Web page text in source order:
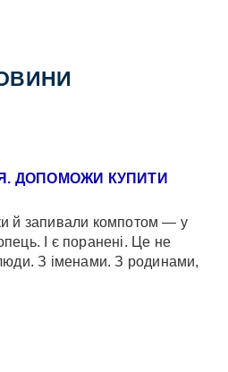
ДОПОМОЖИ КУПИТИ
й запивали компотом — у
І є поранені. Це не
З іменами. З родинами,